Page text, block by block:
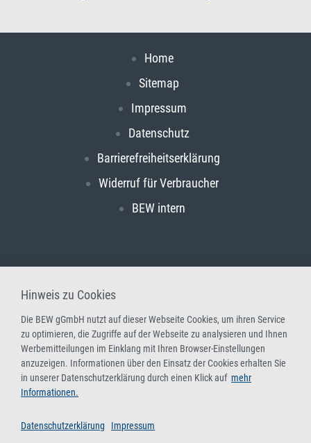
Home
Sitemap
Impressum
Datenschutz
Barrierefreiheitserklärung
Widerruf für Verbraucher
BEW intern
Hinweis zu Cookies
Die BEW gGmbH nutzt auf dieser Webseite Cookies, um ihren Service
zu optimieren, die Zugriffe auf der Webseite zu analysieren und Ihnen
Werbemitteilungen im Einklang mit Ihren Browser-Einstellungen
anzuzeigen. Informationen über den Einsatz der Cookies erhalten Sie
in unserer Datenschutzerklärung durch einen Klick auf mehr
Informationen.
Datenschutzerklärung Impressum